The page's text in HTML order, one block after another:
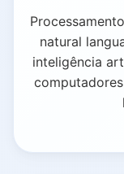
natural
inteligência